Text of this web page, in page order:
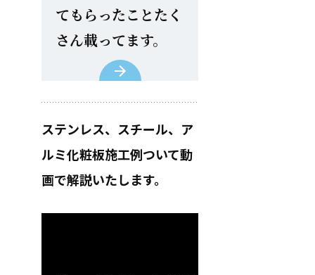
てもらったことたく
さん載ってます。
ステンレス、スチール、ア
ルミ化粧板施工例ついて動
画で解説いたします。